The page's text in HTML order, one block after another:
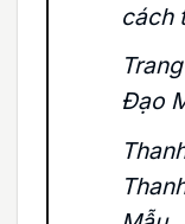
cách
Đạo